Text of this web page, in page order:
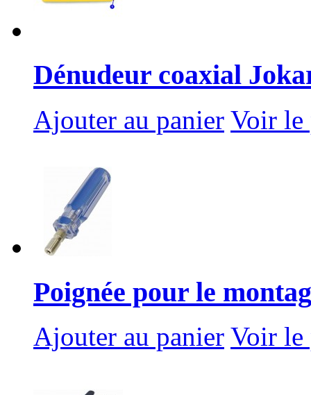
Dénudeur coaxial
Ajouter au panier Voir le
Poignée pour le
Ajouter au panier Voir le